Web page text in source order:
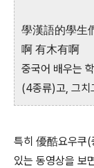
學漢語的學生
啊 有木有啊
중국어 배우는
(4종류)고, 그치
특히 優酷요우쿠(
있는 동영상을 보